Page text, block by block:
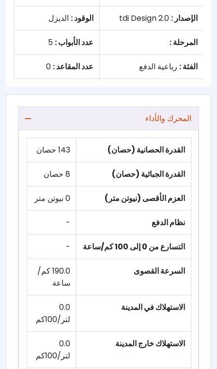
الإصدار : الوقود : الديزل
المرحلة : عدد الأبواب :
الفئة : رباعية الدفع عدد المقاعد :
المحرك والأداء
القدرة الحصانية (حصان) 143 حصان
القدرة الجبائية (حصان) 8 حصان
العزم الأقصى (نيوتن متر) 0 نيوتن متر
نظام الدفع -
التسارع من 0 إلى 100 كم/ساعة -
السرعة القصوى
190.0 كم/
ساعة
الاستهلاك في المدينة
0.0
لتر/100كم
الاستهلاك خارج المدينة
0.0
لتر/100كم